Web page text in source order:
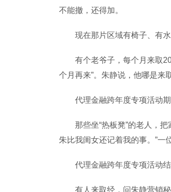
不能撤，还得加。
现在那片区域有椅子、有水
有个老爷子，每个月来取200
个月再来”。朱静说，他哪是来
代理金融跨年度专项活动期
那些坐“热板凳”的老人，把
朱比我闺女还记着我的事。”一
代理金融跨年度专项活动结
有人来取经，问朱静营销秘